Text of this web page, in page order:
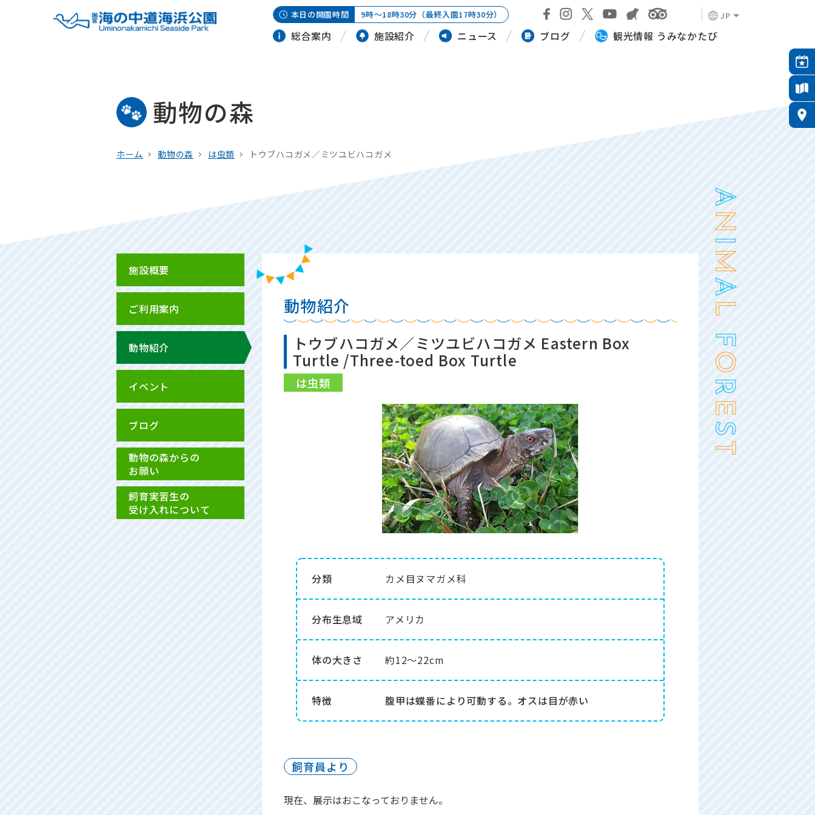
本日の開園時間 9時～18時30分（最終入園17時30分） JP
総合案内 施設紹介 ニュース ブログ 観光情報 うみなかたび
動物の森
ホーム 動物の森 は虫類 トウブハコガメ／ミツユビハコガメ
施設概要
ご利用案内
動物紹介
イベント
ブログ
動物の森からの
お願い
飼育実習生の
受け入れについて
動物紹介
トウブハコガメ／ミツユビハコガメ Eastern Box
Turtle /Three-toed Box Turtle
は虫類
分類 カメ目ヌマガメ科
分布生息域 アメリカ
体の大きさ 約12～22cm
特徴 腹甲は蝶番により可動する。オスは目が赤い
飼育員より
現在、展示はおこなっておりません。